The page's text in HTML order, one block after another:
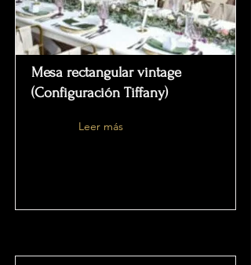
Mesa rectangular vintage
(Configuración Tiffany)
Leer más